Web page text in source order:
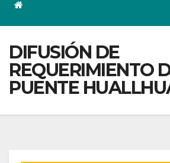
DIFUSIÓN DE
REQUERIMIENTO
PUENTE